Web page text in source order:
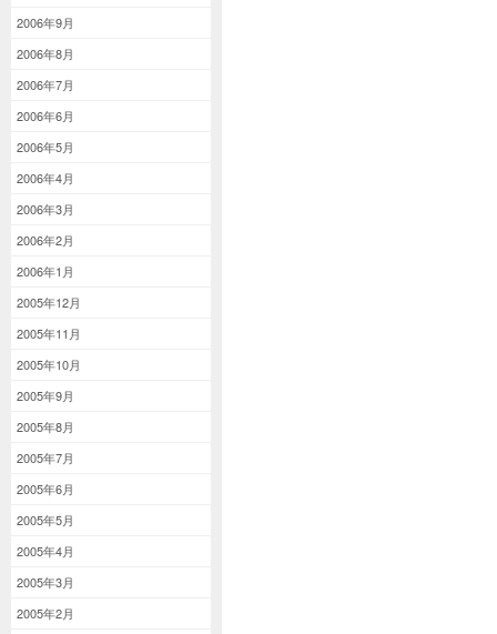
2006年9月
2006年8月
2006年7月
2006年6月
2006年5月
2006年4月
2006年3月
2006年2月
2006年1月
2005年12月
2005年11月
2005年10月
2005年9月
2005年8月
2005年7月
2005年6月
2005年5月
2005年4月
2005年3月
2005年2月